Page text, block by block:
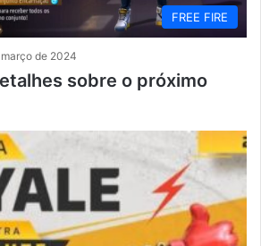
FREE FIRE
de 2024
sobre o próximo